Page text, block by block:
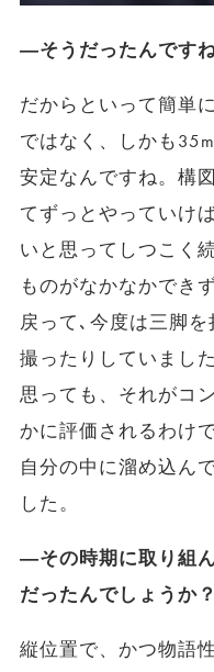
―そうだったんですね
だからといって簡単
ではなく、しかも
安定なんですね。構
てずっとやっていけ
いと思ってしつこく
ものがなかなかでき
戻って､今度は三脚
撮ったりしていまし
思っても、それがコ
かに評価されるわけ
自分の中に溜め込ん
した。
―その時期に取り組
だったんでしょうか？
縦位置で、かつ物語